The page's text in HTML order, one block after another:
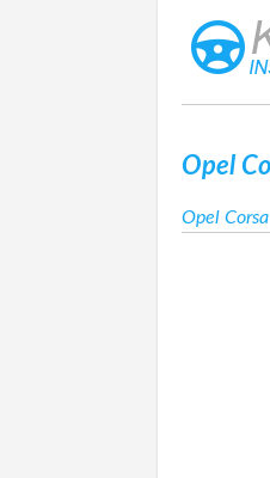
Opel
Opel Corsa